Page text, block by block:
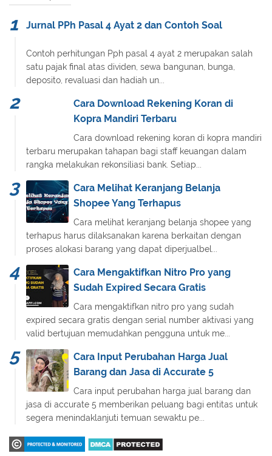
Jurnal PPh Pasal 4 Ayat 2 dan Contoh Soal
Contoh perhitungan Pph pasal 4 ayat 2 merupakan salah
satu pajak final atas dividen, sewa bangunan, bunga,
deposito, revaluasi dan hadiah un...
Cara Download Rekening Koran di
Kopra Mandiri Terbaru
Cara download rekening koran di kopra mandiri
terbaru merupakan tahapan bagi staff keuangan dalam
rangka melakukan rekonsiliasi bank. Setiap...
Cara Melihat Keranjang Belanja
Shopee Yang Terhapus
Cara melihat keranjang belanja shopee yang
terhapus harus dilaksanakan karena berkaitan dengan
proses alokasi barang yang dapat diperjualbel...
Cara Mengaktifkan Nitro Pro yang
Sudah Expired Secara Gratis
Cara mengaktifkan nitro pro yang sudah
expired secara gratis dengan serial number aktivasi yang
valid bertujuan memudahkan pengguna untuk me...
Cara Input Perubahan Harga Jual
Barang dan Jasa di Accurate 5
Cara input perubahan harga jual barang dan
jasa di accurate 5 memberikan peluang bagi entitas untuk
segera menindaklanjuti temuan sewaktu pe...